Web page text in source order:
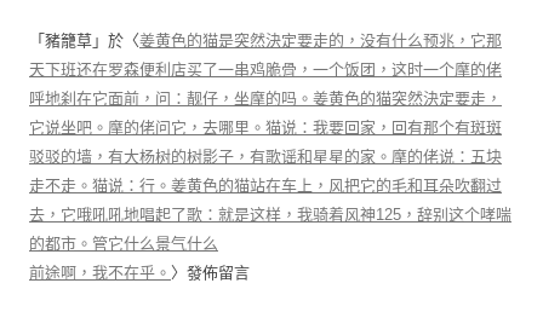
「 豬籠草 」於〈姜黄色的猫是突然決定要走的，没有什么预兆，它那
天下班还在罗森便利店买了一串鸡脆骨，一个饭团，这时一个摩的佬
呼地刹在它面前，问：靓仔，坐摩的吗。姜黄色的猫突然決定要走，
它说坐吧。摩的佬问它，去哪里。猫说：我要回家，回有那个有斑斑
驳驳的墙，有大杨树的树影子，有歌谣和星星的家。摩的佬说：五块
走不走。猫说：行。姜黄色的猫站在车上，风把它的毛和耳朵吹翻过
去，它哦吼吼地唱起了歌：就是这样，我骑着风神125，辞别这个哮喘
的都市。管它什么景气什么
前途啊，我不在乎。 〉發佈留言